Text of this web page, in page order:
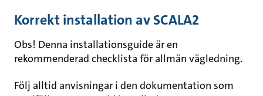
Korrekt installation av SCALA2
Obs! Denna installationsguide är en
rekommenderad checklista för allmän vägledning.
Följ alltid anvisningar i den dokumentation som